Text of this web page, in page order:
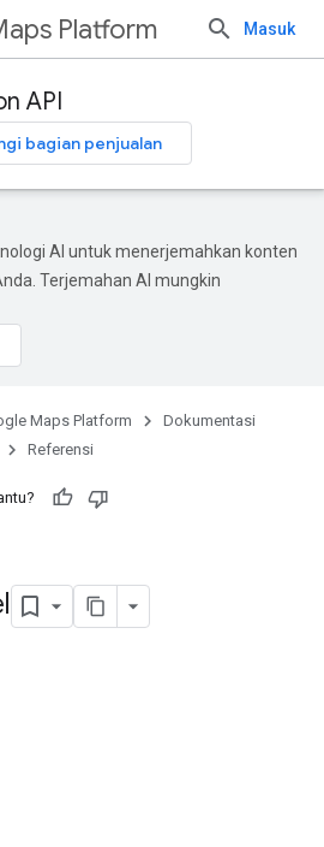
Platform Masuk
API
bagian penjualan
AI untuk menerjemahkan konten
Terjemahan AI mungkin
Maps Platform
Dokumentasi
Referensi